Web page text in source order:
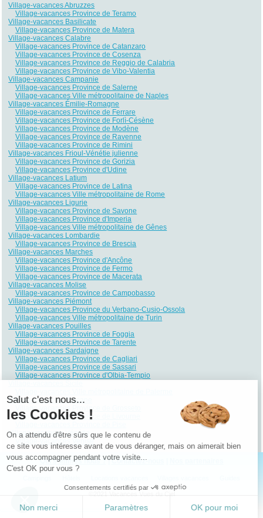
Village-vacances Abruzzes
Village-vacances Province de Teramo
Village-vacances Basilicate
Village-vacances Province de Matera
Village-vacances Calabre
Village-vacances Province de Catanzaro
Village-vacances Province de Cosenza
Village-vacances Province de Reggio de Calabria
Village-vacances Province de Vibo-Valentia
Village-vacances Campanie
Village-vacances Province de Salerne
Village-vacances Ville métropolitaine de Naples
Village-vacances Émilie-Romagne
Village-vacances Province de Ferrare
Village-vacances Province de Forlì-Césène
Village-vacances Province de Modène
Village-vacances Province de Ravenne
Village-vacances Province de Rimini
Village-vacances Frioul-Vénétie julienne
Village-vacances Province de Gorizia
Village-vacances Province d'Udine
Village-vacances Latium
Village-vacances Province de Latina
Village-vacances Ville métropolitaine de Rome
Village-vacances Ligurie
Village-vacances Province de Savone
Village-vacances Province d'Imperia
Village-vacances Ville métropolitaine de Gênes
Village-vacances Lombardie
Village-vacances Province de Brescia
Village-vacances Marches
Village-vacances Province d'Ancône
Village-vacances Province de Fermo
Village-vacances Province de Macerata
Village-vacances Molise
Village-vacances Province de Campobasso
Village-vacances Piémont
Village-vacances Province du Verbano-Cusio-Ossola
Village-vacances Ville métropolitaine de Turin
Village-vacances Pouilles
Village-vacances Province de Foggia
Village-vacances Province de Tarente
Village-vacances Sardaigne
Village-vacances Province de Cagliari
Village-vacances Province de Sassari
Village-vacances Province d'Olbia-Tempio
Village-vacances Toscane
Village-vacances Province de Grosseto
Village-vacances Province de Livourne
Village-vacances Vénétie
Village-vacances Venise
Qui sommes nous ?|Contactez-nous
©2021 Vacances Vues du Ciel
0.206
Salut c'est nous...
les Cookies !
On a attendu d'être sûrs que le contenu de
ce site vous intéresse avant de vous déranger, mais on aimerait bien
vous accompagner pendant votre visite...
C'est OK pour vous ?
Consentements certifiés par
Non merci Paramètres OK pour moi